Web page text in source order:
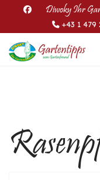
Diwoky Ihr
+43 1 479